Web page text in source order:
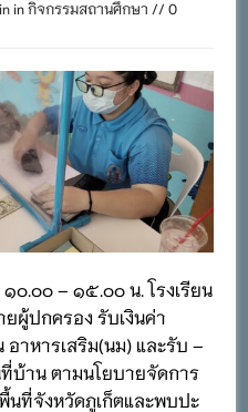
รรษา สืบสานพระพุทธศาสนา
KIDS เสริมสร้างวินัยและ
ใช้รถใช้ถนน
inกิจกรรมสถานศึกษา // 0
.๐๐ – ๑๕.๐๐ น. โรงเรียน
ผู้ปกครอง รับเงินค่า
าหารเสริม(นม) และรับ –
บ้าน ตามนโยบายจัดการ
นที่จังหวัดภูเก็ตและพบปะ